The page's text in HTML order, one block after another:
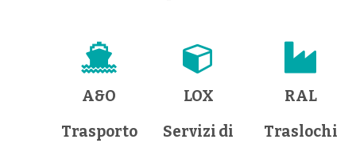
A&O
Trasporto
LOX
Servizi di
RAL
Traslochi